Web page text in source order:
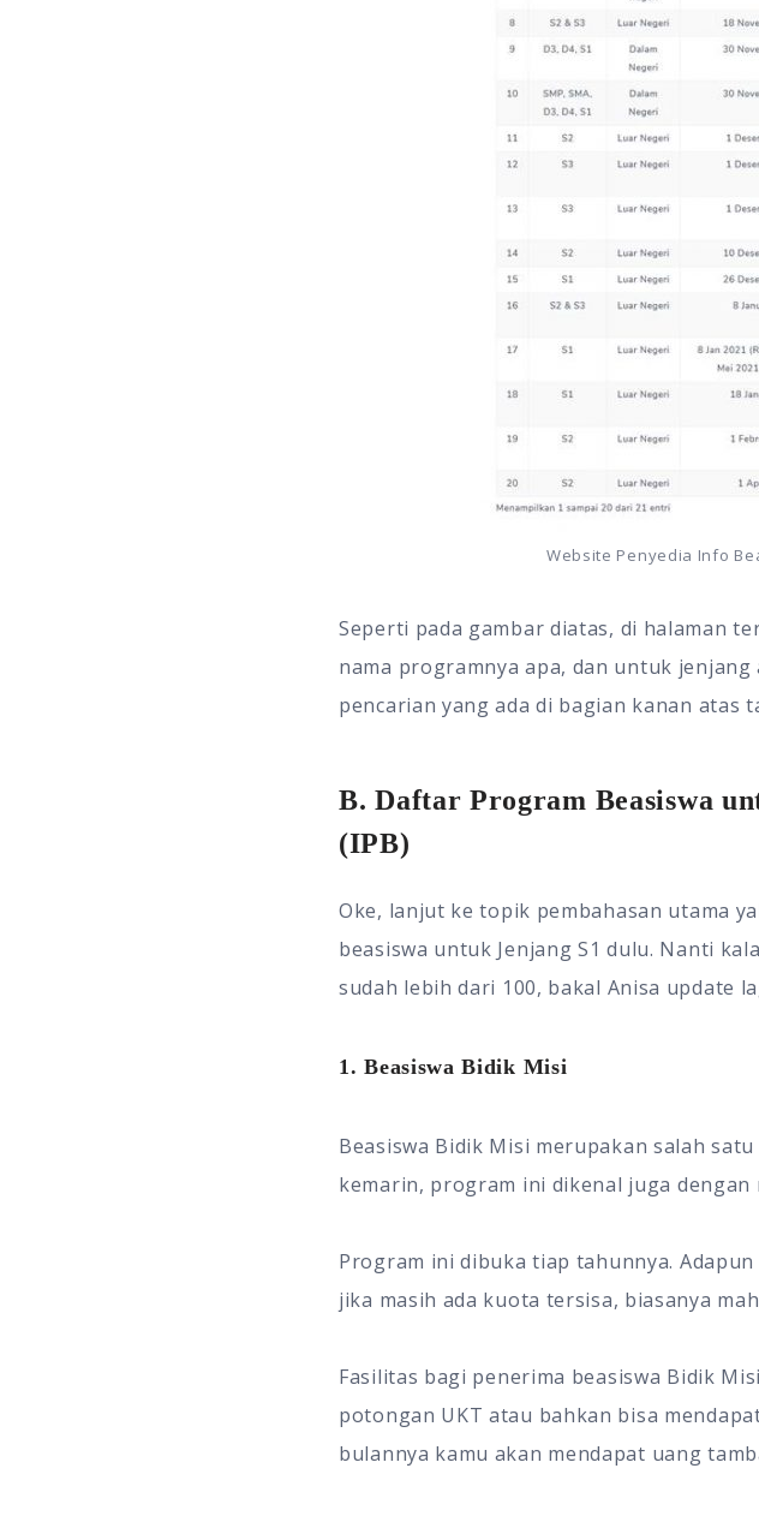
Website Penyedia Info
Seperti pada gambar diatas, di halaman
nama programnya apa, dan untuk
pencarian yang ada di bagian kanan atas
B. Daftar Program Beasiswa
(IPB)
Oke, lanjut ke topik pembahasan utama
beasiswa untuk Jenjang S1 dulu. Nanti
sudah lebih dari 100, bakal Anisa update
1. Beasiswa Bidik Misi
Beasiswa Bidik Misi merupakan salah
kemarin, program ini dikenal juga dengan
Program ini dibuka tiap tahunnya.
jika masih ada kuota tersisa, biasanya
Fasilitas bagi penerima beasiswa Bidik
potongan UKT atau bahkan bisa
bulannya kamu akan mendapat uang